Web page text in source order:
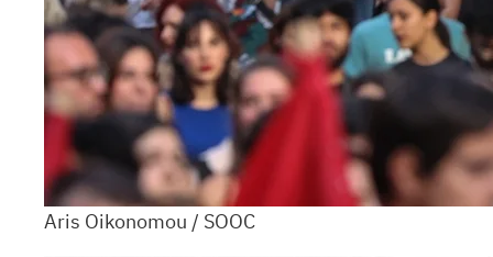
Aris Oikonomou / SOOC